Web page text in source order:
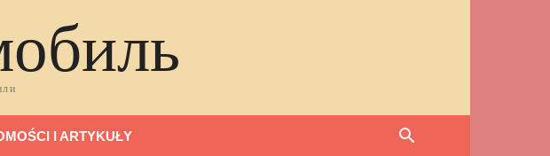
I ARTYKUŁY